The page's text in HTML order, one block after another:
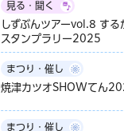
見る・聞く
しずぶんツアーvol.8 する
スタンプラリー2025
まつり・催し
焼津カツオSHOWてん
まつり・催し